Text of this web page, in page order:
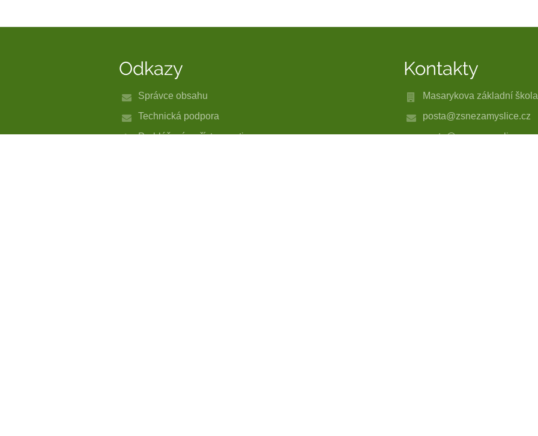
Odkazy
Správce obsahu
Technická podpora
Prohlášení o přístupnosti
Kontakty
Masarykova základní
posta@zsnezamyslice.cz
posta@zsnezamyslice.cz